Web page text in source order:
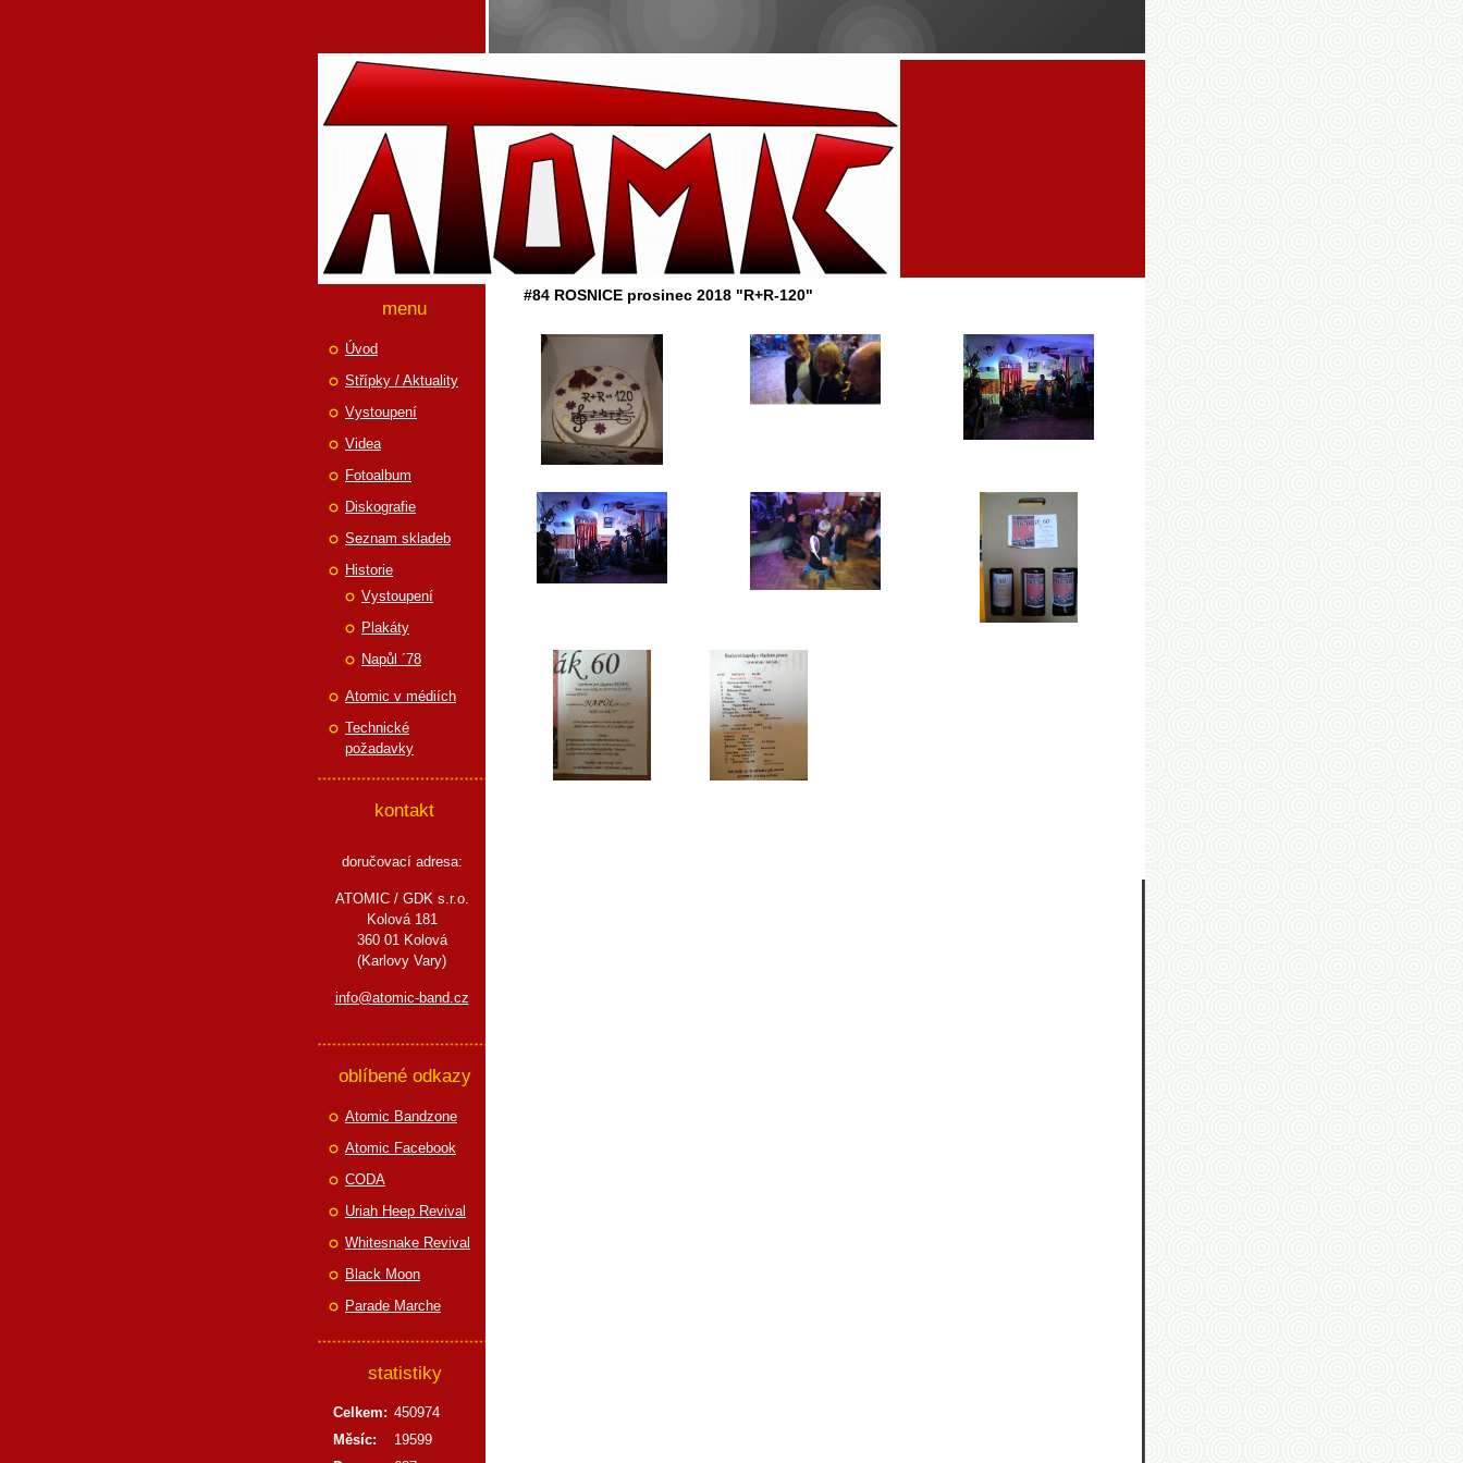
#84 ROSNICE prosinec 2018 "R+R-120"
menu
Úvod
Střípky / Aktuality
Vystoupení
Videa
Fotoalbum
Diskografie
Seznam skladeb
Historie
Vystoupení
Plakáty
Napůl ´78
Atomic v médiích
Technické
požadavky
kontakt
doručovací adresa:
ATOMIC / GDK s.r.o.
Kolová 181
360 01 Kolová
(Karlovy Vary)
info@atomic-band.cz
oblíbené odkazy
Atomic Bandzone
Atomic Facebook
CODA
Uriah Heep Revival
Whitesnake Revival
Black Moon
Parade Marche
statistiky
Celkem: 450974
Měsíc:
19599